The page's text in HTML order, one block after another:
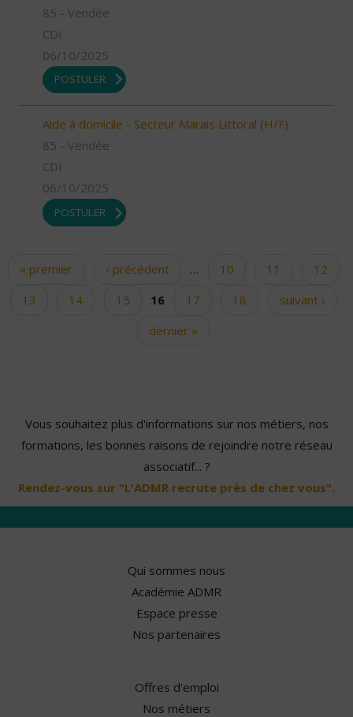
85 - Vendée
CDI
06/10/2025
POSTULER
Aide à domicile - Secteur Marais Littoral (H/F)
85 - Vendée
CDI
06/10/2025
POSTULER
Pages
« premier ‹ précédent … 10 11
12
13
14 15 16 17 18
suivant ›
dernier »
Vous souhaitez plus d'informations sur nos métiers, nos
formations, les bonnes raisons de rejoindre notre réseau
associatif... ?
Rendez-vous sur "L'ADMR recrute près de chez vous".
Qui sommes nous
Académie ADMR
Espace presse
Nos partenaires
Offres d'emploi
Nos métiers